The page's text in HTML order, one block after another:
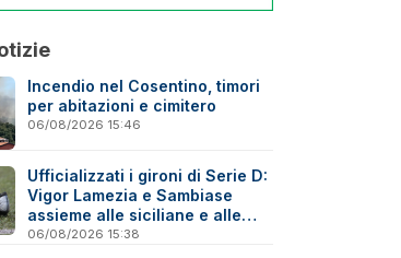
Incendio nel Cosentino, timori
per abitazioni e cimitero
06/08/2026 15:46
Ufficializzati i gironi di Serie D:
Vigor Lamezia e Sambiase
assieme alle siciliane e alle
altre calabresi
06/08/2026 15:38